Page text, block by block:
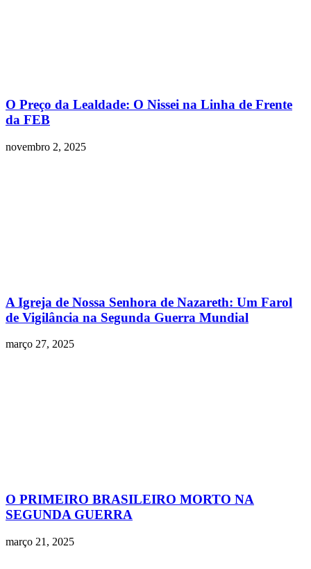
O Preço da Lealdade: O Nissei na Linha de Frente
da FEB
novembro 2, 2025
A Igreja de Nossa Senhora de Nazareth: Um Farol
de Vigilância na Segunda Guerra Mundial
março 27, 2025
O PRIMEIRO BRASILEIRO MORTO NA
SEGUNDA GUERRA
março 21, 2025